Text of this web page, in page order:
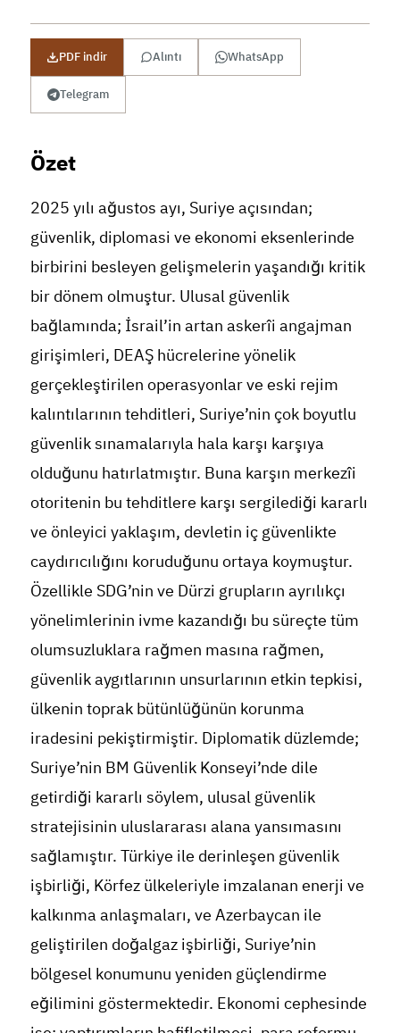
PDF indir Alıntı WhatsApp
Telegram
Özet
2025 yılı ağustos ayı, Suriye açısından;
güvenlik, diplomasi ve ekonomi eksenlerinde
birbirini besleyen gelişmelerin yaşandığı kritik
bir dönem olmuştur. Ulusal güvenlik
bağlamında; İsrail’in artan askerîi angajman
girişimleri, DEAŞ hücrelerine yönelik
gerçekleştirilen operasyonlar ve eski rejim
kalıntılarının tehditleri, Suriye’nin çok boyutlu
güvenlik sınamalarıyla hala karşı karşıya
olduğunu hatırlatmıştır. Buna karşın merkezîi
otoritenin bu tehditlere karşı sergilediği kararlı
ve önleyici yaklaşım, devletin iç güvenlikte
caydırıcılığını koruduğunu ortaya koymuştur.
Özellikle SDG’nin ve Dürzi grupların ayrılıkçı
yönelimlerinin ivme kazandığı bu süreçte tüm
olumsuzluklara rağmen masına rağmen,
güvenlik aygıtlarının unsurlarının etkin tepkisi,
ülkenin toprak bütünlüğünün korunma
iradesini pekiştirmiştir. Diplomatik düzlemde;
Suriye’nin BM Güvenlik Konseyi’nde dile
getirdiği kararlı söylem, ulusal güvenlik
stratejisinin uluslararası alana yansımasını
sağlamıştır. Türkiye ile derinleşen güvenlik
işbirliği, Körfez ülkeleriyle imzalanan enerji ve
kalkınma anlaşmaları, ve Azerbaycan ile
geliştirilen doğalgaz işbirliği, Suriye’nin
bölgesel konumunu yeniden güçlendirme
eğilimini göstermektedir. Ekonomi cephesinde